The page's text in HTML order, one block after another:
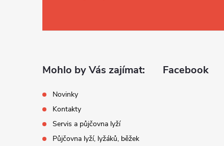
Mohlo by Vás zajímat:
Novinky
Kontakty
Servis a půjčovna lyží
Půjčovna lyží, lyžáků, běžek
Facebook